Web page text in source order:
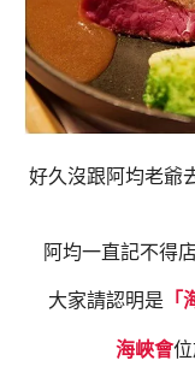
好久沒跟阿均老爺
阿均一直記不得
大家請認明是 「
海峽會